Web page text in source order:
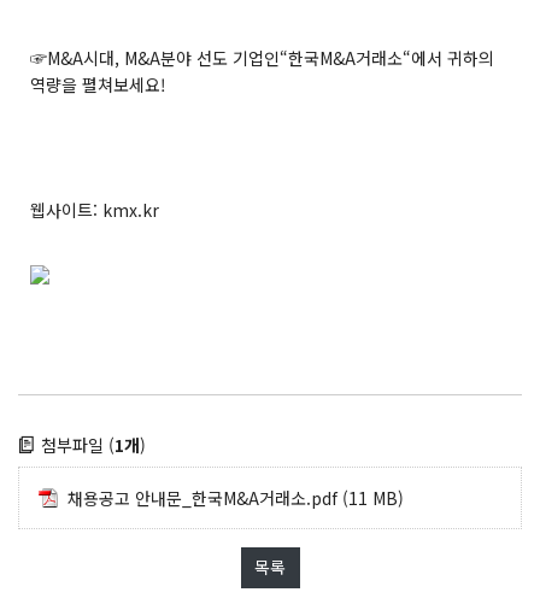
☞M&A시대, M&A분야 선도 기업인“한국M&A거래소“에서 귀하의
역량을 펼쳐보세요!
웹사이트: kmx.kr
첨부파일 (1개)
채용공고 안내문_한국M&A거래소.pdf (11 MB)
목록